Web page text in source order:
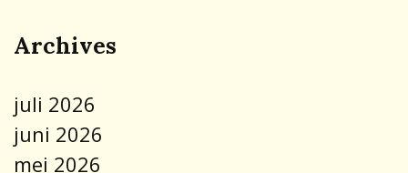
Archives
juli 2026
juni 2026
mei 2026